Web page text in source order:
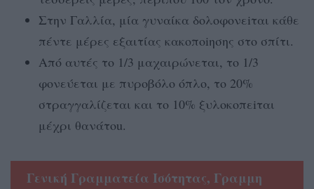
Στην Γαλλία, μία γυναίκα δολοφονεiται κάθε
πέντε μέρες εξαιτίας κακοποiησης στο σπίτι.
Από αυτές το 1/3 μαχαιρώνεται, το 1/3
φονεύεται με πυροβόλο όπλο, το 20%
στραγγαλίζεται και το 10% ξυλοκοπεiται
μέχρι θανάτοu.
Γενική Γραμματεία Ισότητας, Γραμμη